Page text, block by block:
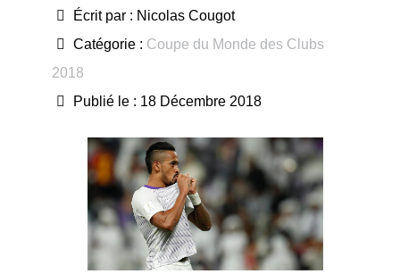
Écrit par : Nicolas Cougot
Catégorie : Coupe du Monde des Clubs
2018
Publié le : 18 Décembre 2018